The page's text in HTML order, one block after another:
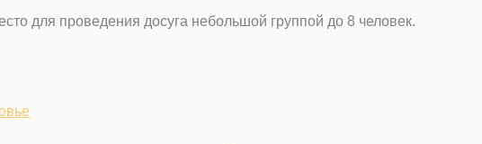
для проведения досуга небольшой группой до 8 человек.